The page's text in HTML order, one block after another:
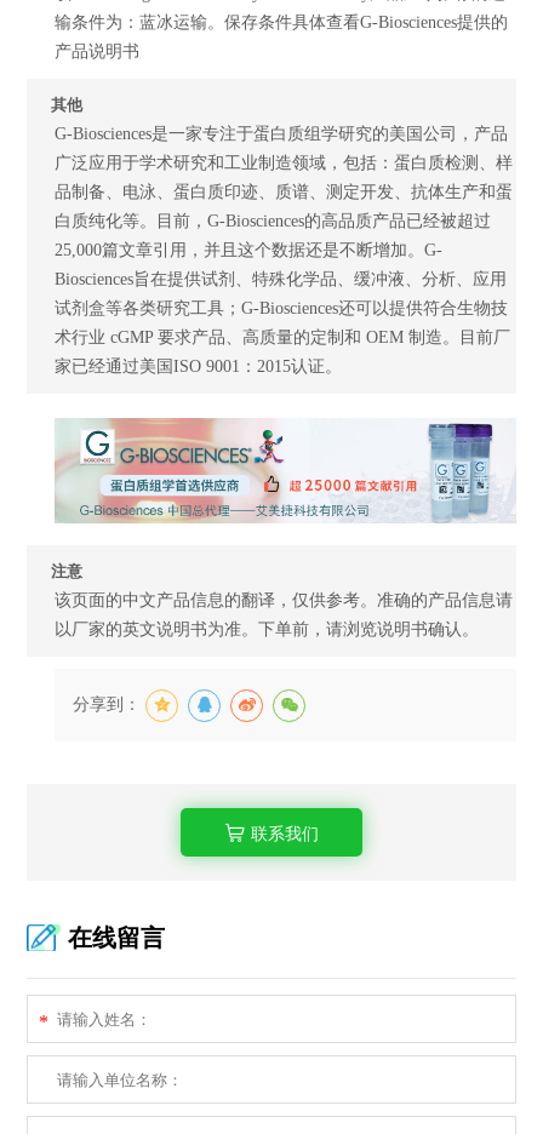
输条件为：蓝冰运输。保存条件具体查看G-Biosciences提供的
产品说明书
其他
G-Biosciences是一家专注于蛋白质组学研究的美国公司，产品
广泛应用于学术研究和工业制造领域，包括：蛋白质检测、样
品制备、电泳、蛋白质印迹、质谱、测定开发、抗体生产和蛋
白质纯化等。目前，G-Biosciences的高品质产品已经被超过
25,000篇文章引用，并且这个数据还是不断增加。G-
Biosciences旨在提供试剂、特殊化学品、缓冲液、分析、应用
试剂盒等各类研究工具；G-Biosciences还可以提供符合生物技
术行业 cGMP 要求产品、高质量的定制和 OEM 制造。目前厂
家已经通过美国ISO 9001：2015认证。
注意
该页面的中文产品信息的翻译，仅供参考。准确的产品信息请
以厂家的英文说明书为准。下单前，请浏览说明书确认。
分享到：
联系我们
在线留言
*